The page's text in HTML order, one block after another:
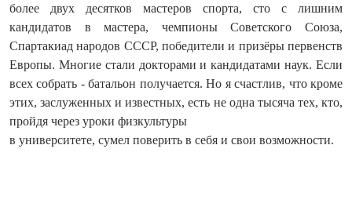
более двух десятков мастеров спорта, сто с лишним
кандидатов в мастера, чемпионы Советского Союза,
Спартакиад народов СССР, победители и призёры первенств
Европы. Многие стали докторами и кандидатами наук. Если
всех собрать - батальон получается. Но я счастлив, что кроме
этих, заслуженных и известных, есть не одна тысяча тех, кто,
пройдя через уроки физкультуры
в университете, сумел поверить в себя и свои возможности.